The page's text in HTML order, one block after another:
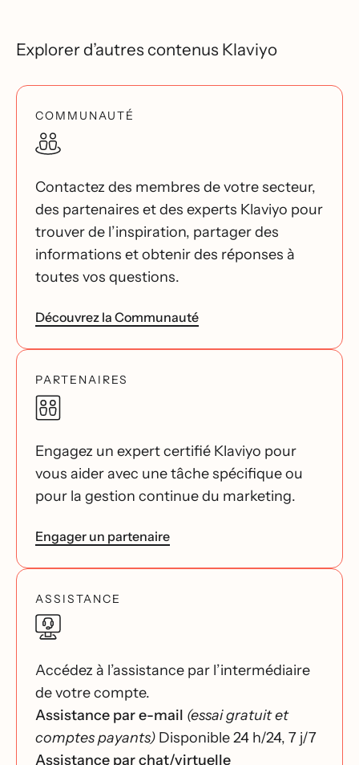
Explorer d’autres contenus Klaviyo
COMMUNAUTÉ
Contactez des membres de votre secteur,
des partenaires et des experts Klaviyo pour
trouver de l’inspiration, partager des
informations et obtenir des réponses à
toutes vos questions.
Découvrez la Communauté
PARTENAIRES
Engagez un expert certifié Klaviyo pour
vous aider avec une tâche spécifique ou
pour la gestion continue du marketing.
Engager un partenaire
ASSISTANCE
Accédez à l’assistance par l’intermédiaire
de votre compte.
Assistance par e-mail (essai gratuit et
comptes payants) Disponible 24 h/24, 7 j/7
Assistance par chat/virtuelle